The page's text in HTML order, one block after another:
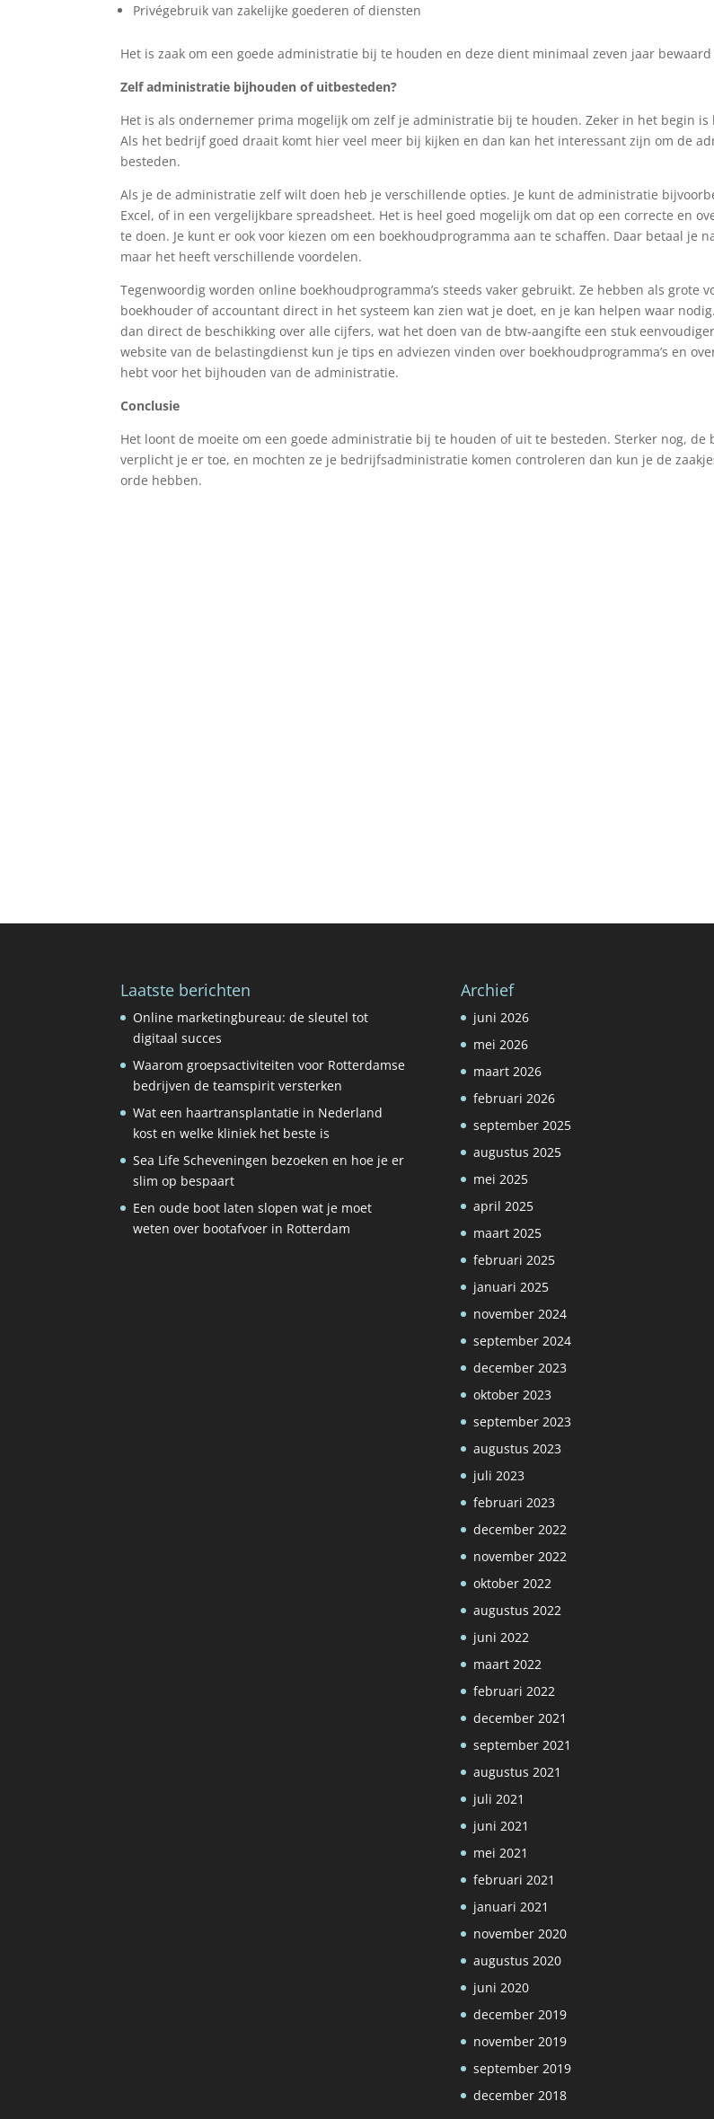
Privégebruik van zakelijke goederen of diensten
Het is zaak om een goede administratie bij te houden en deze dient minimaal zeven jaar
Zelf administratie bijhouden of uitbesteden?
Het is als ondernemer prima mogelijk om zelf je administratie bij te houden. Zeker in het begin is
Als het bedrijf goed draait komt hier veel meer bij kijken en dan kan het interessant zijn om de
besteden.
Als je de administratie zelf wilt doen heb je verschillende opties. Je kunt de administratie
Excel, of in een vergelijkbare spreadsheet. Het is heel goed mogelijk om dat op een correcte en
te doen. Je kunt er ook voor kiezen om een boekhoudprogramma aan te schaffen. Daar betaal je
maar het heeft verschillende voordelen.
Tegenwoordig worden online boekhoudprogramma’s steeds vaker gebruikt. Ze hebben als grote
boekhouder of accountant direct in het systeem kan zien wat je doet, en je kan helpen waar
dan direct de beschikking over alle cijfers, wat het doen van de btw-aangifte een stuk
website van de belastingdienst kun je tips en adviezen vinden over boekhoudprogramma’s en
hebt voor het bijhouden van de administratie.
Conclusie
Het loont de moeite om een goede administratie bij te houden of uit te besteden. Sterker nog, de
verplicht je er toe, en mochten ze je bedrijfsadministratie komen controleren dan kun je de
orde hebben.
Laatste berichten
Online marketingbureau: de sleutel tot
digitaal succes
Waarom groepsactiviteiten voor Rotterdamse
bedrijven de teamspirit versterken
Wat een haartransplantatie in Nederland
kost en welke kliniek het beste is
Sea Life Scheveningen bezoeken en hoe je er
slim op bespaart
Een oude boot laten slopen wat je moet
weten over bootafvoer in Rotterdam
Archief
juni 2026
mei 2026
maart 2026
februari 2026
september 2025
augustus 2025
mei 2025
april 2025
maart 2025
februari 2025
januari 2025
november 2024
september 2024
december 2023
oktober 2023
september 2023
augustus 2023
juli 2023
februari 2023
december 2022
november 2022
oktober 2022
augustus 2022
juni 2022
maart 2022
februari 2022
december 2021
september 2021
augustus 2021
juli 2021
juni 2021
mei 2021
februari 2021
januari 2021
november 2020
augustus 2020
juni 2020
december 2019
november 2019
september 2019
december 2018